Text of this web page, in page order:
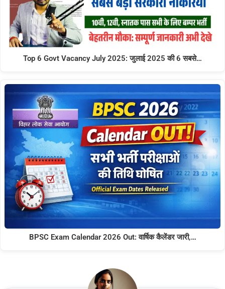
Top 6 Govt Vacancy July 2025: जुलाई 2025 की 6 सबसे…
BPSC Exam Calendar 2026 Out: वार्षिक कैलेंडर जारी,…